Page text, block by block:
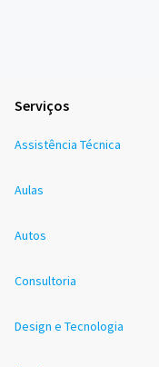
Serviços
Assistência Técnica
Aulas
Autos
Consultoria
Design e Tecnologia